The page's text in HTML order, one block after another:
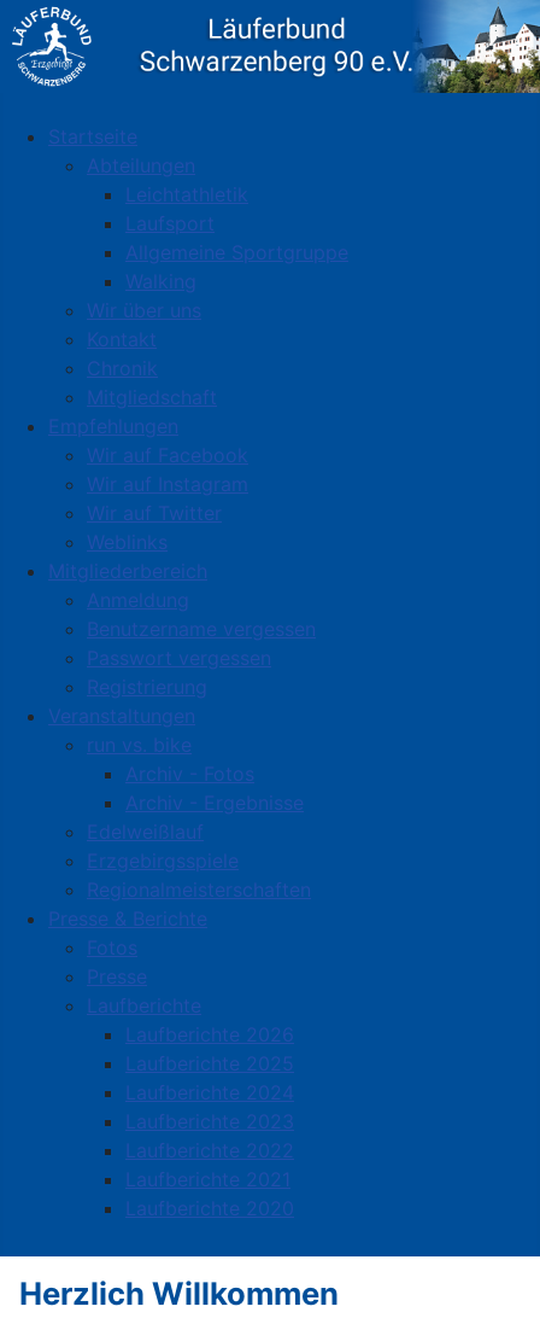
Startseite
Abteilungen
Leichtathletik
Laufsport
Allgemeine Sportgruppe
Walking
Wir über uns
Kontakt
Chronik
Mitgliedschaft
Empfehlungen
Wir auf Facebook
Wir auf Instagram
Wir auf Twitter
Weblinks
Mitgliederbereich
Anmeldung
Benutzername vergessen
Passwort vergessen
Registrierung
Veranstaltungen
run vs. bike
Archiv - Fotos
Archiv - Ergebnisse
Edelweißlauf
Erzgebirgsspiele
Regionalmeisterschaften
Presse & Berichte
Fotos
Presse
Laufberichte
Laufberichte 2026
Laufberichte 2025
Laufberichte 2024
Laufberichte 2023
Laufberichte 2022
Laufberichte 2021
Laufberichte 2020
Herzlich Willkommen